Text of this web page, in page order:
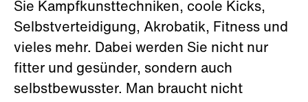
Sie Kampfkunsttechniken, coole Kicks,
Selbstverteidigung, Akrobatik, Fitness und
vieles mehr. Dabei werden Sie nicht nur
fitter und gesünder, sondern auch
selbstbewusster. Man braucht nicht